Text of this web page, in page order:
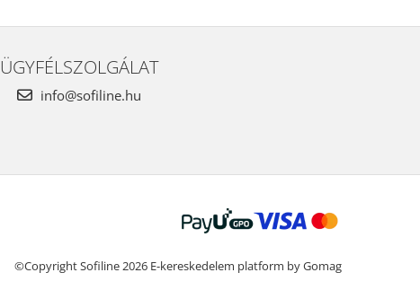
ÜGYFÉLSZOLGÁLAT
info@sofiline.hu
©Copyright Sofiline 2026 E-kereskedelem platform by Gomag